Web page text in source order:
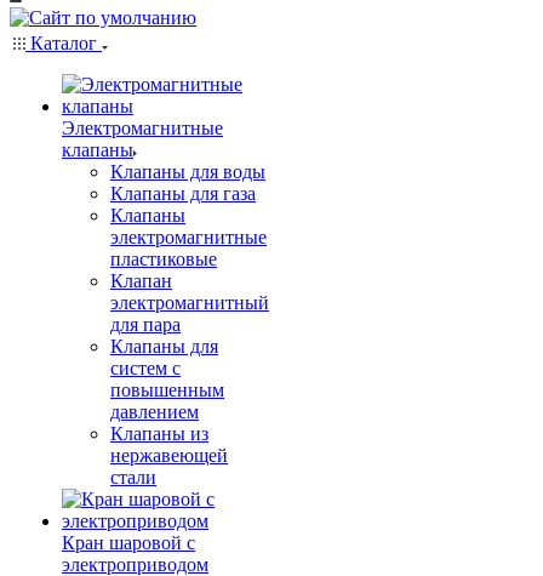
Каталог
Электромагнитные
клапаны
Клапаны для воды
Клапаны для газа
Клапаны
электромагнитные
пластиковые
Клапан
электромагнитный
для пара
Клапаны для
систем с
повышенным
давлением
Клапаны из
нержавеющей
стали
Кран шаровой с
электроприводом